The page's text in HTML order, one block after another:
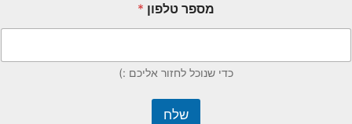
מספר טלפון *
כדי שנוכל לחזור אליכם :)
שלח